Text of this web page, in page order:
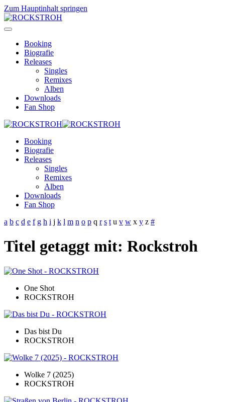
Zum Hauptinhalt springen
Booking
Biografie
Releases
Singles
Remixes
Alben
Downloads
Fan Shop
Booking
Biografie
Releases
Singles
Remixes
Alben
Downloads
Fan Shop
a b c d e f g h i j k l m n o p q r s t u v w x y z #
Titel getaggt mit: Rockstroh
One Shot
ROCKSTROH
Das bist Du
ROCKSTROH
Wolke 7 (2025)
ROCKSTROH